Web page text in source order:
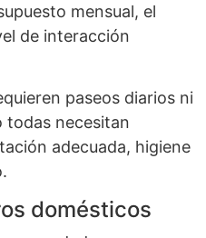
mensual, el
de interacción
paseos diarios ni
todas necesitan
adecuada, higiene
domésticos